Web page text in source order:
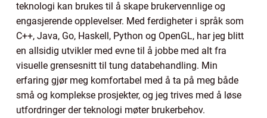
teknologi kan brukes til å skape brukervennlige og
engasjerende opplevelser. Med ferdigheter i språk som
C++, Java, Go, Haskell, Python og OpenGL, har jeg blitt
en allsidig utvikler med evne til å jobbe med alt fra
visuelle grensesnitt til tung databehandling. Min
erfaring gjør meg komfortabel med å ta på meg både
små og komplekse prosjekter, og jeg trives med å løse
utfordringer der teknologi møter brukerbehov.